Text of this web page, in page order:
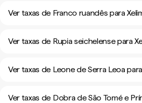
Ver taxas de Franco ruandês para
Ver taxas de Rupia seichelense para
Ver taxas de Leone de Serra Leoa
Ver taxas de Dobra de São Tomé e